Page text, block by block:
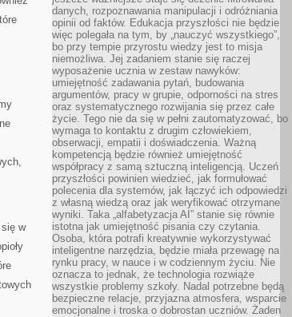
w
danych, rozpoznawania manipulacji i odróżniania
opinii od faktów. Edukacja przyszłości nie będzie
więc polegała na tym, by „nauczyć wszystkiego”,
bo przy tempie przyrostu wiedzy jest to misja
niemożliwa. Jej zadaniem stanie się raczej
wyposażenie ucznia w zestaw nawyków:
umiejętność zadawania pytań, budowania
argumentów, pracy w grupie, odporności na stres
oraz systematycznego rozwijania się przez całe
życie. Tego nie da się w pełni zautomatyzować, bo
wymaga to kontaktu z drugim człowiekiem,
obserwacji, empatii i doświadczenia. Ważną
kompetencją będzie również umiejętność
współpracy z samą sztuczną inteligencją. Uczeń
przyszłości powinien wiedzieć, jak formułować
polecenia dla systemów, jak łączyć ich odpowiedzi
z własną wiedzą oraz jak weryfikować otrzymane
wyniki. Taka „alfabetyzacja AI” stanie się równie
istotna jak umiejętność pisania czy czytania.
Osoba, która potrafi kreatywnie wykorzystywać
inteligentne narzędzia, będzie miała przewagę na
rynku pracy, w nauce i w codziennym życiu. Nie
oznacza to jednak, że technologia rozwiąże
wszystkie problemy szkoły. Nadal potrzebne będą
bezpieczne relacje, przyjazna atmosfera, wsparcie
emocjonalne i troska o dobrostan uczniów. Żaden